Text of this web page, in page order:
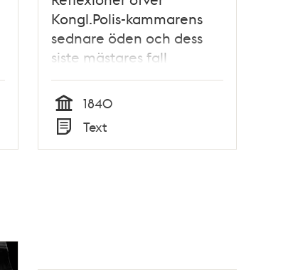
Kongl.Polis-kammarens
sednare öden och dess
siste mästares fall
Tid
1840
Typ
Text